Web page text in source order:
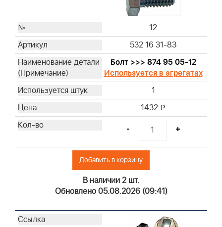
12
532 16 31-83
Болт >>> 874 95 05-12
Используется в агрегатах
1
1432 i
- +
Добавить в корзину
В наличии 2 шт.
Обновлено 05.08.2026 (09:41)